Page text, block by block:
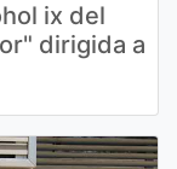
ix del
dirigida a